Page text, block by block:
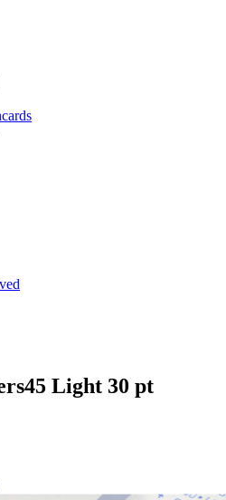
Light 30 pt